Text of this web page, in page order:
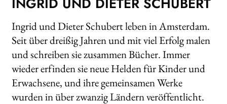
Ingrid und Dieter Schubert leben in Amsterdam.
Seit über dreißig Jahren und mit viel Erfolg malen
und schreiben sie zusammen Bücher. Immer
wieder erfinden sie neue Helden für Kinder und
Erwachsene, und ihre gemeinsamen Werke
wurden in über zwanzig Ländern veröffentlicht.